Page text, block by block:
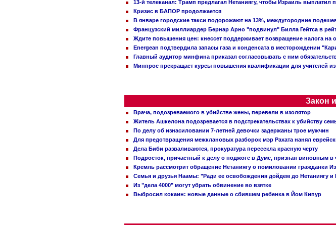
13-й телеканал: Трамп предлагал Нетаниягу, чтобы Израиль
Кризис в БАПОР продолжается
В январе городские такси подорожают на 13%, междугородние
Французский миллиардер Бернар Арно "подвинул" Билла Гейтса в
Ждите повышения цен: кнессет поддерживает возвращение налога на
Energean подтвердила запасы газа и конденсата в месторождении
Главный аудитор минфина приказал согласовывать с ним
Минпрос прекращает курсы повышения квалификации для учителей
Закон
Врача, подозреваемого в убийстве жены, перевели в изолятор
Житель Ашкелона подозревается в подстрекательствах к убийству
По делу об изнасиловании 7-летней девочки задержаны трое мужчин
Для предотвращения межклановых разборок мэр Рахата нанял
Дела Биби разваливаются, прокуратура пересекла красную черту
Подросток, причастный к делу о поджоге в Думе, признан виновным в
Кремль рассмотрит обращение Нетаниягу о помиловании гражданки
Семья и друзья Наамы: "Ради ее освобождения дойдем до Нетаниягу и
Из "дела 4000" могут убрать обвинение во взятке
Выбросил кокаин: новые данные о сбившем ребенка в Йом Кипур